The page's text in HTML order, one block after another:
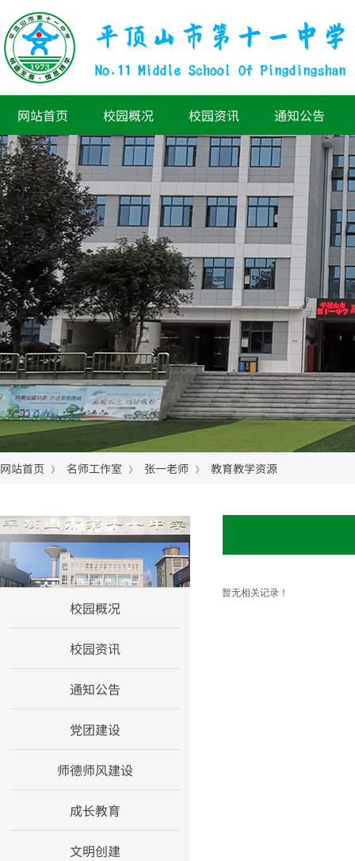
网站首页 校园概况 校园资讯 通知公告
网站首页 》 名师工作室 》 张一老师 》 教育教学资源
网站首页
校园概况
校园资讯
通知公告
党团建设
师德师风建设
成长教育
文明创建
暂无相关记录！